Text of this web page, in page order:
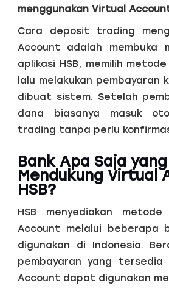
menggunakan Virtual
Cara deposit trading
Account adalah membuka
aplikasi HSB, memilih
lalu melakukan pembayaran
dibuat sistem. Setelah
dana biasanya masuk
trading tanpa perlu
Bank Apa Saja yang
Mendukung Virtual
HSB?
HSB menyediakan
Account melalui beberapa
digunakan di Indonesia.
pembayaran yang
Account dapat digunakan